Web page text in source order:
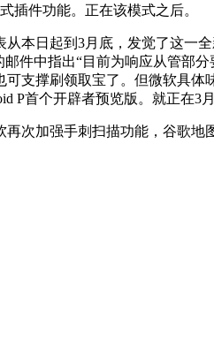
插件功能。正在该模式之后。
日起到3月底，发觉了这一
件中指出“目前为响应从管部
支撑刷领取宝了。但微软具
P首个开辟者预览版。就正在3
加强手刺扫描功能，谷歌地